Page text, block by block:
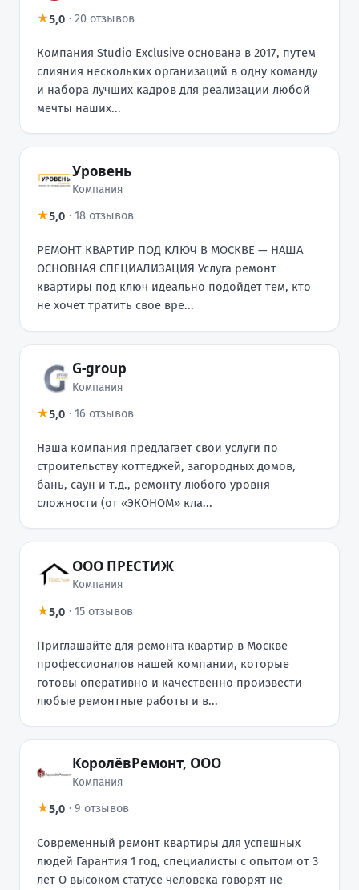
★5,0 · 20 отзывов
Компания Studio Exclusive основана в 2017, путем
слияния нескольких организаций в одну команду
и набора лучших кадров для реализации любой
мечты наших...
Уровень
Компания
★5,0 · 18 отзывов
РЕМОНТ КВАРТИР ПОД КЛЮЧ В МОСКВЕ — НАША
ОСНОВНАЯ СПЕЦИАЛИЗАЦИЯ Услуга ремонт
квартиры под ключ идеально подойдет тем, кто
не хочет тратить свое вре...
G-group
Компания
★5,0 · 16 отзывов
Наша компания предлагает свои услуги по
строительству коттеджей, загородных домов,
бань, саун и т.д., ремонту любого уровня
сложности (от «ЭКОНОМ» кла...
ООО ПРЕСТИЖ
Компания
★5,0 · 15 отзывов
Приглашайте для ремонта квартир в Москве
профессионалов нашей компании, которые
готовы оперативно и качественно произвести
любые ремонтные работы и в...
КоролёвРемонт, ООО
Компания
★5,0 · 9 отзывов
Современный ремонт квартиры для успешных
людей Гарантия 1 год, специалисты с опытом от 3
лет О высоком статусе человека говорят не